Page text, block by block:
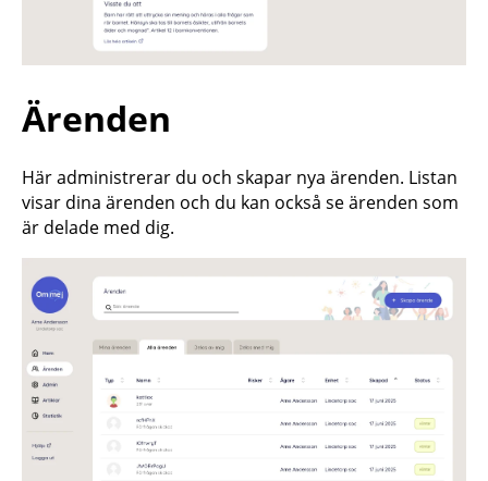
Ärenden
Här administrerar du och skapar nya ärenden. Listan
visar dina ärenden och du kan också se ärenden som
är delade med dig.